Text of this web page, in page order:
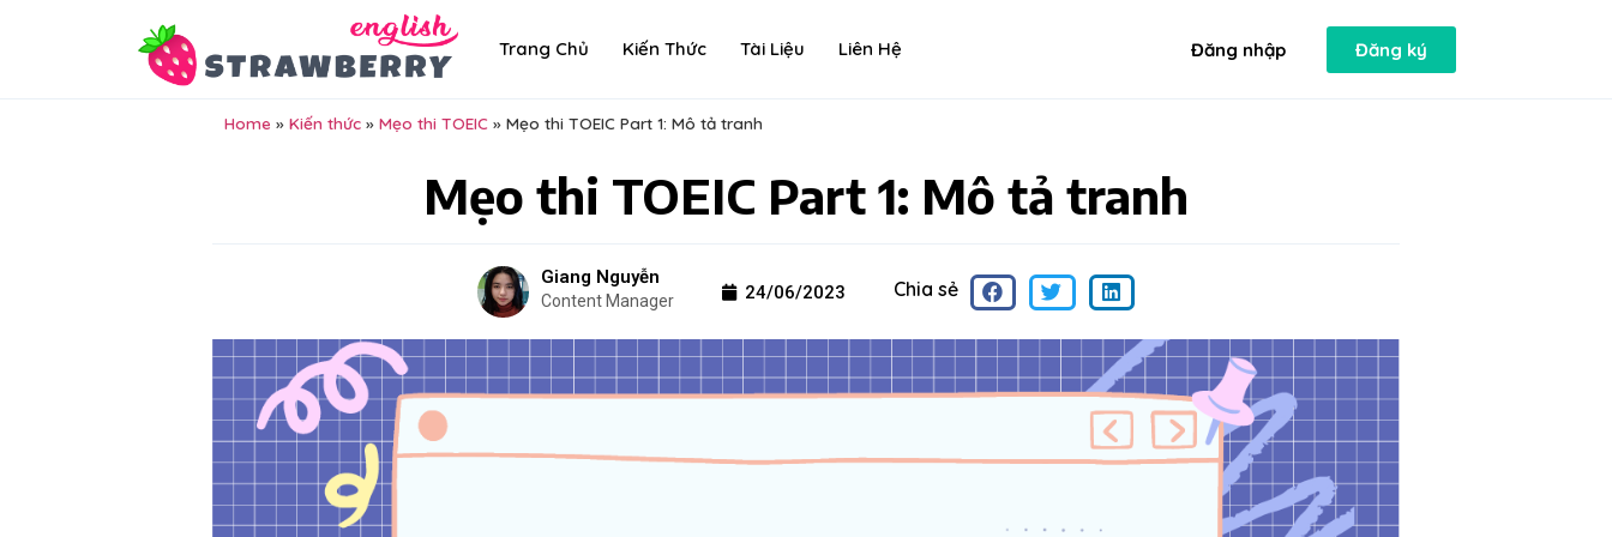
Trang Chủ Kiến Thức Tài Liệu Liên Hệ Đăng nhập Đăng ký
Home » Kiến thức » Mẹo thi TOEIC » Mẹo thi TOEIC Part 1: Mô tả tranh
Mẹo thi TOEIC Part 1: Mô tả tranh
Giang Nguyễn
Content Manager 24/06/2023 Chia sẻ